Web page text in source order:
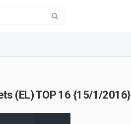
(EL) TOP 16 {15/1/2016}